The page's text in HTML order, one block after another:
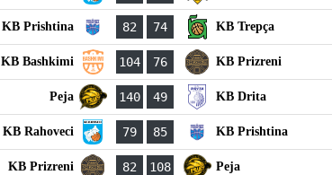
KB Prishtina 82 74 KB Trepça
KB Bashkimi 104 76 KB Prizreni
Peja 140 49 KB Drita
KB Rahoveci 79 85 KB Prishtina
KB Prizreni 82 108 Peja